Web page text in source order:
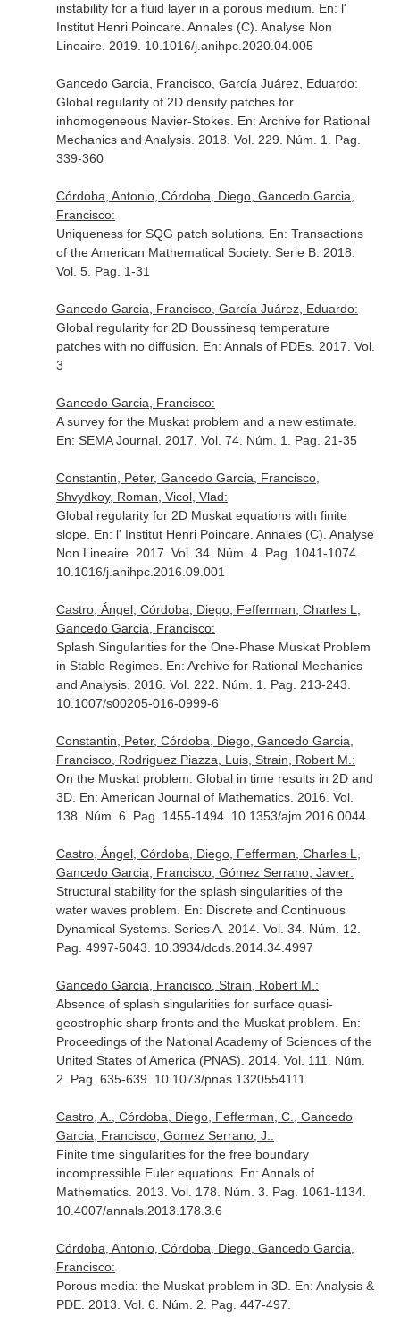
instability for a fluid layer in a porous medium. En: l'
Institut Henri Poincare. Annales (C). Analyse Non
Lineaire. 2019. 10.1016/j.anihpc.2020.04.005
Gancedo Garcia, Francisco, García Juárez, Eduardo:
Global regularity of 2D density patches for
inhomogeneous Navier-Stokes. En: Archive for Rational
Mechanics and Analysis. 2018. Vol. 229. Núm. 1. Pag.
339-360
Córdoba, Antonio, Córdoba, Diego, Gancedo Garcia,
Francisco:
Uniqueness for SQG patch solutions. En: Transactions
of the American Mathematical Society. Serie B. 2018.
Vol. 5. Pag. 1-31
Gancedo Garcia, Francisco, García Juárez, Eduardo:
Global regularity for 2D Boussinesq temperature
patches with no diffusion. En: Annals of PDEs. 2017. Vol.
3
Gancedo Garcia, Francisco:
A survey for the Muskat problem and a new estimate.
En: SEMA Journal. 2017. Vol. 74. Núm. 1. Pag. 21-35
Constantin, Peter, Gancedo Garcia, Francisco,
Shvydkoy, Roman, Vicol, Vlad:
Global regularity for 2D Muskat equations with finite
slope. En: l' Institut Henri Poincare. Annales (C). Analyse
Non Lineaire. 2017. Vol. 34. Núm. 4. Pag. 1041-1074.
10.1016/j.anihpc.2016.09.001
Castro, Ángel, Córdoba, Diego, Fefferman, Charles L,
Gancedo Garcia, Francisco:
Splash Singularities for the One-Phase Muskat Problem
in Stable Regimes. En: Archive for Rational Mechanics
and Analysis. 2016. Vol. 222. Núm. 1. Pag. 213-243.
10.1007/s00205-016-0999-6
Constantin, Peter, Córdoba, Diego, Gancedo Garcia,
Francisco, Rodriguez Piazza, Luis, Strain, Robert M.:
On the Muskat problem: Global in time results in 2D and
3D. En: American Journal of Mathematics. 2016. Vol.
138. Núm. 6. Pag. 1455-1494. 10.1353/ajm.2016.0044
Castro, Ángel, Córdoba, Diego, Fefferman, Charles L,
Gancedo Garcia, Francisco, Gómez Serrano, Javier:
Structural stability for the splash singularities of the
water waves problem. En: Discrete and Continuous
Dynamical Systems. Series A. 2014. Vol. 34. Núm. 12.
Pag. 4997-5043. 10.3934/dcds.2014.34.4997
Gancedo Garcia, Francisco, Strain, Robert M.:
Absence of splash singularities for surface quasi-
geostrophic sharp fronts and the Muskat problem. En:
Proceedings of the National Academy of Sciences of the
United States of America (PNAS) . 2014. Vol. 111. Núm.
2. Pag. 635-639. 10.1073/pnas.1320554111
Castro, A., Córdoba, Diego, Fefferman, C., Gancedo
Garcia, Francisco, Gomez Serrano, J.:
Finite time singularities for the free boundary
incompressible Euler equations. En: Annals of
Mathematics. 2013. Vol. 178. Núm. 3. Pag. 1061-1134.
10.4007/annals.2013.178.3.6
Córdoba, Antonio, Córdoba, Diego, Gancedo Garcia,
Francisco:
Porous media: the Muskat problem in 3D. En: Analysis &
PDE. 2013. Vol. 6. Núm. 2. Pag. 447-497.